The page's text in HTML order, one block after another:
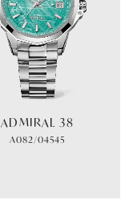
ADMIRAL 38
A082/04545